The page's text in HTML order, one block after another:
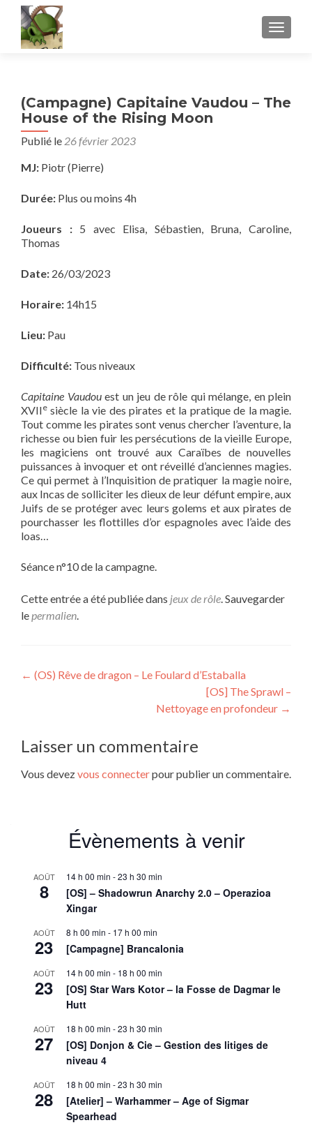
(Campagne) Capitaine Vaudou – The
House of the Rising Moon
Publié le 26 février 2023
MJ: Piotr (Pierre)
Durée: Plus ou moins 4h
Joueurs :5 avec Elisa, Sébastien, Bruna, Caroline,
Thomas
Date: 26/03/2023
Horaire: 14h15
Lieu: Pau
Difficulté: Tous niveaux
Capitaine Vaudouest un jeu de rôle qui mélange, en plein
XVIIe siècle la vie des pirates et la pratique de la magie.
Tout comme les pirates sont venus chercher l’aventure, la
richesse ou bien fuir les persécutions de la vieille Europe,
les magiciens ont trouvé aux Caraïbes de nouvelles
puissances à invoquer et ont réveillé d’anciennes magies.
Ce qui permet à l’Inquisition de pratiquer la magie noire,
aux Incas de solliciter les dieux de leur défunt empire, aux
Juifs de se protéger avec leurs golems et aux pirates de
pourchasser les flottilles d’or espagnoles avec l’aide des
loas…
Séance n°10 de la campagne.
Cette entrée a été publiée dans jeux de rôle. Sauvegarder
lepermalien.
Navigation
← (OS) Rêve de dragon – Le Foulard d’Estaballa
[OS] The Sprawl –
Nettoyage en profondeur →
Laisser un commentaire
Vous devezvous connecterpour publier un commentaire.
Évènements à venir
AOÛT
8
14 h 00 min -23 h 30 min
[OS] – Shadowrun Anarchy 2.0 – Operazioa
Xingar
AOÛT
23
8 h 00 min - 17 h 00 min
[Campagne] Brancalonia
AOÛT
23
14 h 00 min - 18 h 00 min
[OS] Star Wars Kotor – la Fosse de Dagmar le
Hutt
AOÛT
27
18 h 00 min -23 h 30 min
[OS] Donjon & Cie – Gestion des litiges de
niveau 4
AOÛT
28
18 h 00 min -23 h 30 min
[Atelier] – Warhammer – Age of Sigmar
Spearhead